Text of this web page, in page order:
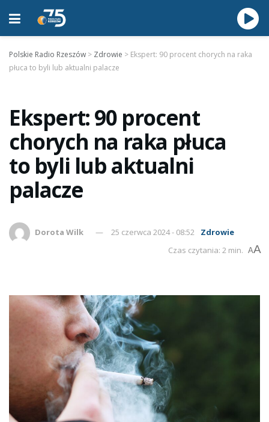
Polskie Radio Rzeszów > Zdrowie > Ekspert: 90 procent chorych na raka
płuca to byli lub aktualni palacze
Ekspert: 90 procent
chorych na raka płuca
to byli lub aktualni
palacze
Dorota Wilk 25 czerwca 2024 - 08:52
Zdrowie
Czas czytania: 2 min. AA